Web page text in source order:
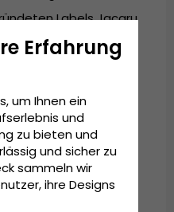
Labels Jacaru
wider – wild,
% Polyester.
Erfahrung
um Ihnen ein
und
zu bieten und
und sicher zu
sammeln wir
ihre Designs